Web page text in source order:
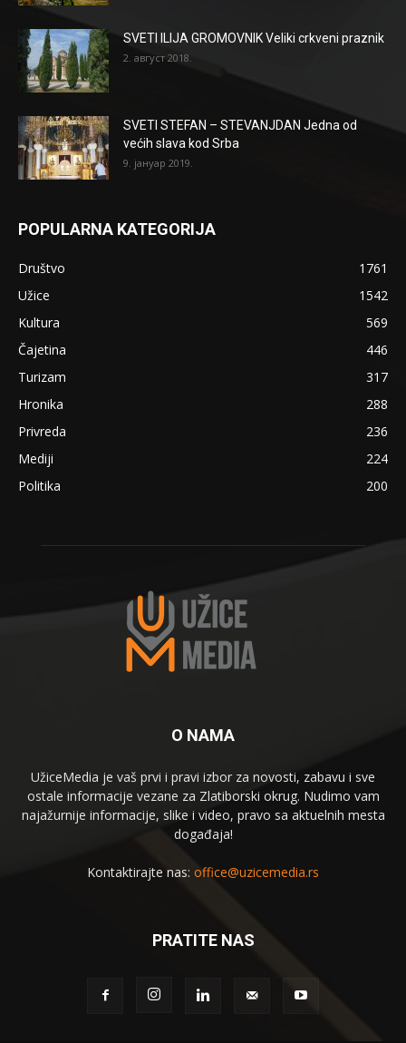
SVETI ILIJA GROMOVNIK Veliki crkveni praznik
2. август 2018.
SVETI STEFAN – STEVANJDAN Jedna od
većih slava kod Srba
9. јануар 2019.
POPULARNA KATEGORIJA
Društvo
1761
Užice
1542
Kultura
569
Čajetina
446
Turizam
317
Hronika
288
Privreda
236
Mediji
224
Politika
200
O NAMA
UžiceMedia je vaš prvi i pravi izbor za novosti, zabavu i sve
ostale informacije vezane za Zlatiborski okrug. Nudimo vam
najažurnije informacije, slike i video, pravo sa aktuelnih mesta
događaja!
Kontaktirajte nas: office@uzicemedia.rs
PRATITE NAS